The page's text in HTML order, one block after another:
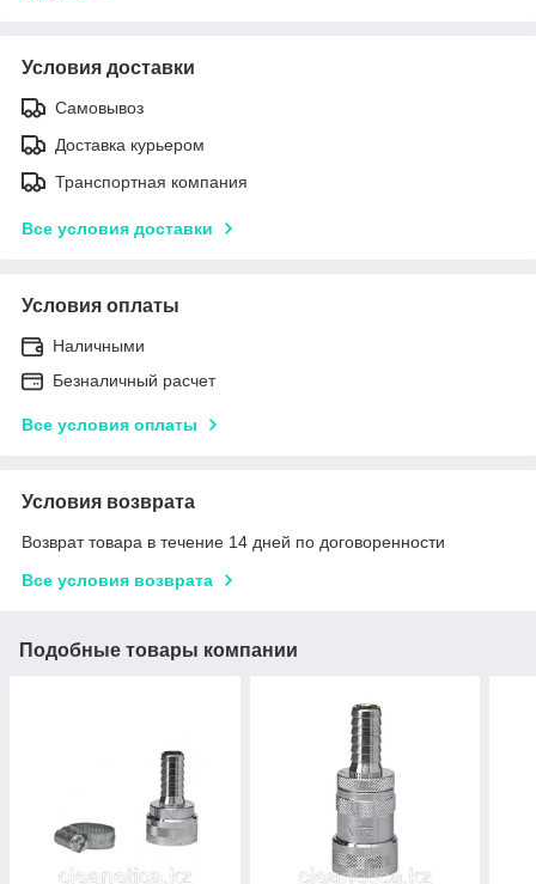
Условия доставки
Самовывоз
Доставка курьером
Транспортная компания
Все условия доставки
Условия оплаты
Наличными
Безналичный расчет
Все условия оплаты
Условия возврата
Возврат товара в течение 14 дней по договоренности
Все условия возврата
Подобные товары компании